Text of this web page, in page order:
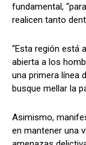
fundamental,
realicen tanto
“Esta región está
abierta a los
una primera línea
busque mellar la
Asimismo,
en mantener una